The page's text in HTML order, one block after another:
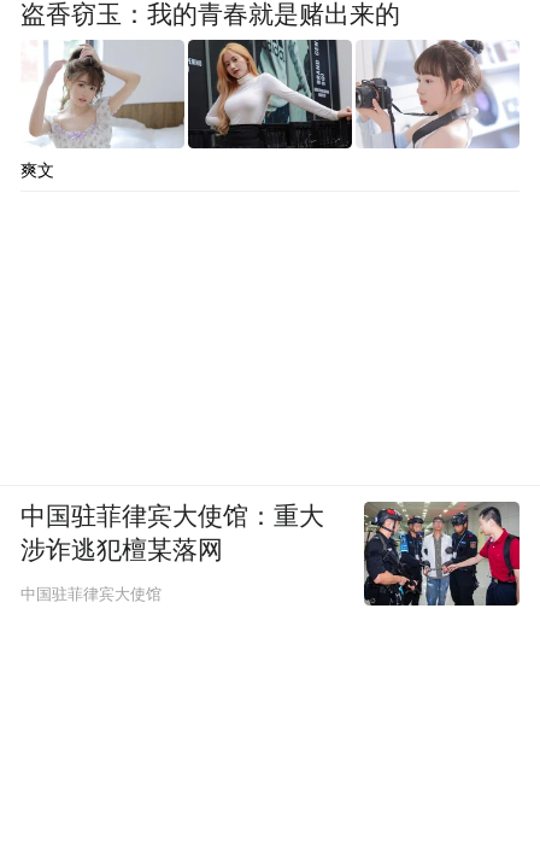
盗香窃玉：我的青春就是赌出来的
爽文
中国驻菲律宾大使馆：重大
涉诈逃犯檀某落网
中国驻菲律宾大使馆